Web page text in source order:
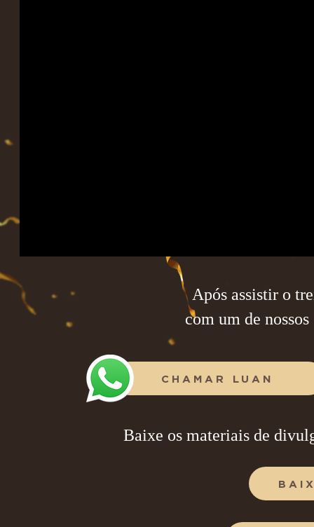
Após assistir o
com um de
CHAMAR LUAN
Baixe os materiais de